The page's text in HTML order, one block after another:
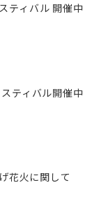
ティバル 開催中
ティバル開催中
花火に関して